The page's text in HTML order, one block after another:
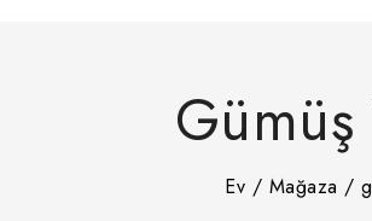
Ev / Mağaza /